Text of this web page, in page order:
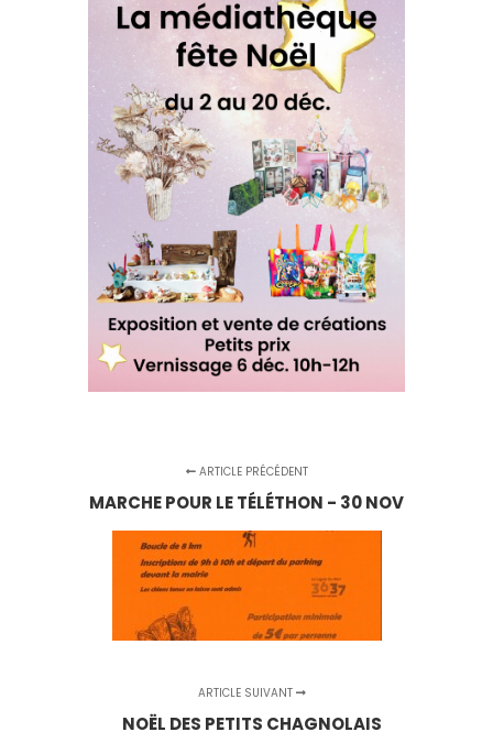
ARTICLE PRÉCÉDENT
MARCHE POUR LE TÉLÉTHON - 30 NOV
ARTICLE SUIVANT
NOËL DES PETITS CHAGNOLAIS